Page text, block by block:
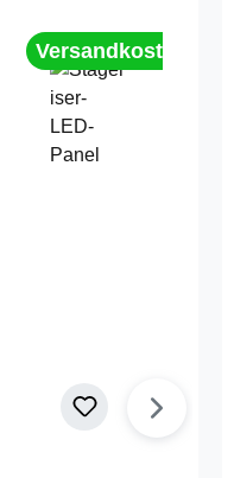
Versandkostenfrei